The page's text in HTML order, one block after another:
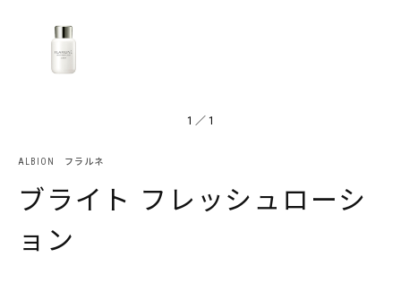
1 ／ 1
ALBION フラルネ
ブライト フレッシュローシ
ョン